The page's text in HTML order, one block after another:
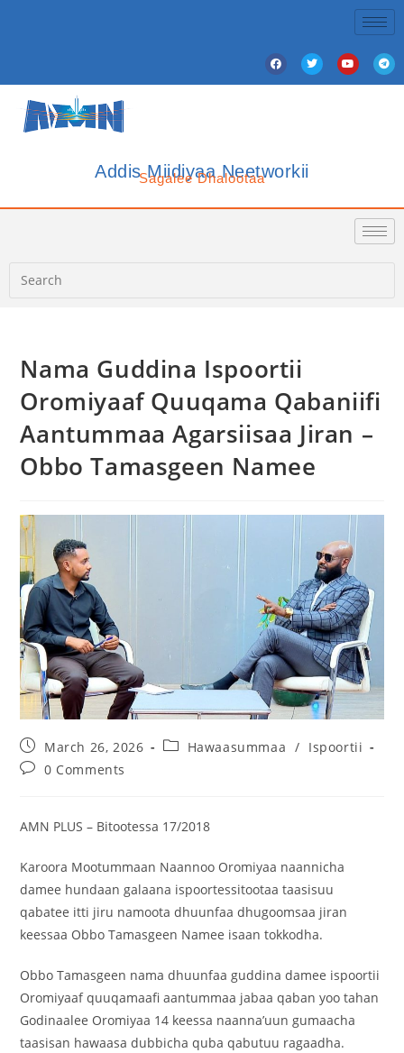
Addis Miidiyaa Neetworkii
Sagalee Dhalootaa
Nama Guddina Ispoortii
Oromiyaaf Quuqama Qabaniifi
Aantummaa Agarsiisaa Jiran –
Obbo Tamasgeen Namee
March 26, 2026 Hawaasummaa / Ispoortii
0 Comments
AMN PLUS – Bitootessa 17/2018
Karoora Mootummaan Naannoo Oromiyaa naannicha
damee hundaan galaana ispoortessitootaa taasisuu
qabatee itti jiru namoota dhuunfaa dhugoomsaa jiran
keessaa Obbo Tamasgeen Namee isaan tokkodha.
Obbo Tamasgeen nama dhuunfaa guddina damee ispoortii
Oromiyaaf quuqamaafi aantummaa jabaa qaban yoo tahan
Godinaalee Oromiyaa 14 keessa naanna’uun gumaacha
taasisan hawaasa dubbicha quba qabutuu ragaadha.